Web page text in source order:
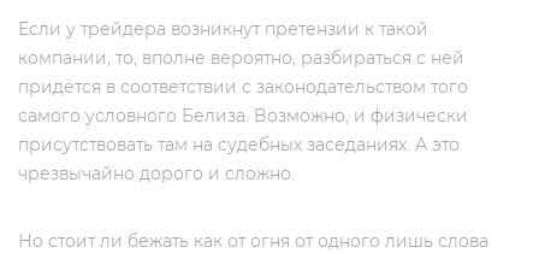
Если у трейдера возникнут претензии к такой
компании, то, вполне вероятно, разбираться с ней
придётся в соответствии с законодательством того
самого условного Белиза. Возможно, и физически
присутствовать там на судебных заседаниях. А это
чрезвычайно дорого и сложно.
Но стоит ли бежать как от огня от одного лишь слова